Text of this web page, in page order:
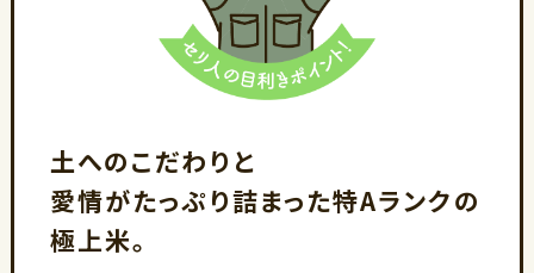
土へのこだわりと
愛情がたっぷり詰まった特Aランクの
極上米。